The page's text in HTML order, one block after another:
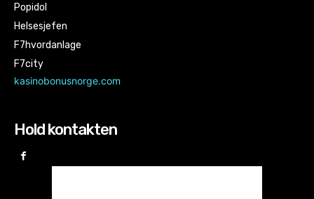
Popidol
Helsesjefen
F7hvordanlage
F7city
kasinobonusnorge.com
Hold kontakten